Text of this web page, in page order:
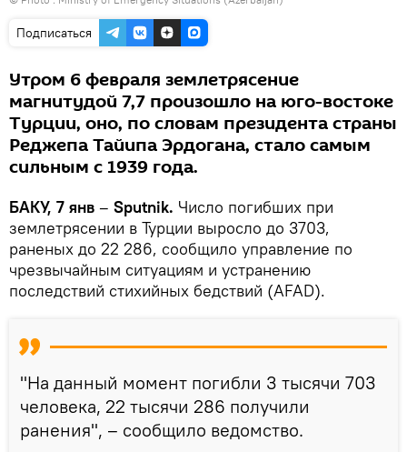
Подписаться
Утром 6 февраля землетрясение
магнитудой 7,7 произошло на юго-востоке
Турции, оно, по словам президента страны
Реджепа Тайипа Эрдогана, стало самым
сильным с 1939 года.
БАКУ, 7 янв – Sputnik. Число погибших при
землетрясении в Турции выросло до 3703,
раненых до 22 286, сообщило управление по
чрезвычайным ситуациям и устранению
последствий стихийных бедствий (AFAD).
"На данный момент погибли 3 тысячи 703
человека, 22 тысячи 286 получили
ранения", – сообщило ведомство.